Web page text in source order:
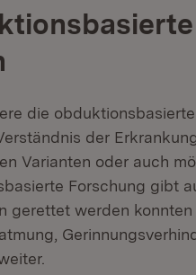
die
der
Varianten oder auch
Forschung gibt
gerettet werden